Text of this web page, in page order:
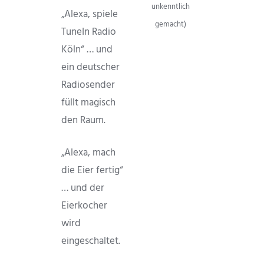
„Alexa, spiele
TuneIn Radio
Köln“ … und
ein deutscher
Radiosender
füllt magisch
den Raum.
„Alexa, mach
die Eier fertig“
… und der
Eierkocher
wird
eingeschaltet.
unkenntlich
gemacht)